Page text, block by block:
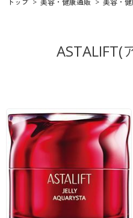
キッチン・雑貨・日用品
家具・収納
寝具・ベッド
カーテン・ラグ・ファブリック
美容・健康通販すべて
美容・健康・サプリメント
制服・スクール
制服・スクールすべて
制服・学生服
大きいサイズ
大きいサイズ通販すべて
バーゲン
寝具・インテリア・家具通販す
寝具・ベッド
カーテン・ラグ・ファブリック
美容・健康
美容・健康・サプリメント
制服・スクールすべて
制服・学生服
ジュニア・ティーンズ下着
大きいサイズ
大きいサイズ通販すべて
大きいサイズ レディース服
バーゲン
バーゲンセール
詳細検索
ASTALIFT(